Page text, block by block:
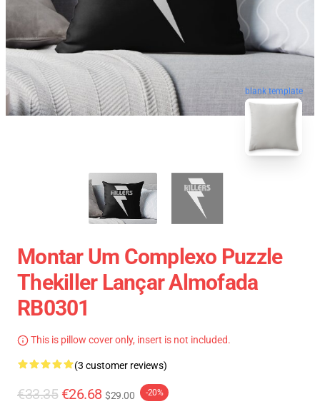
blank template
Montar Um Complexo Puzzle
Thekiller Lançar Almofada
RB0301
This is pillow cover only, insert is not included.
(3 customer reviews)
€33.35 €26.68 $29.00 -20%